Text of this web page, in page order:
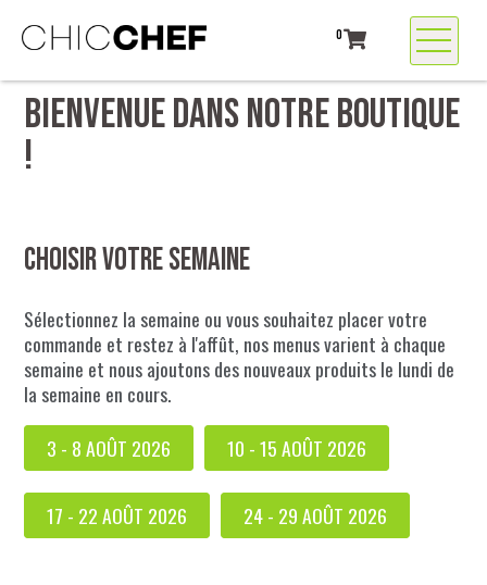
0
BIENVENUE DANS NOTRE BOUTIQUE
!
Choisir votre semaine
Sélectionnez la semaine ou vous souhaitez placer votre
commande et restez à l'affût, nos menus varient à chaque
semaine et nous ajoutons des nouveaux produits le lundi de
la semaine en cours.
3 - 8 AOÛT 2026
10 - 15 AOÛT 2026
17 - 22 AOÛT 2026 24 - 29 AOÛT 2026